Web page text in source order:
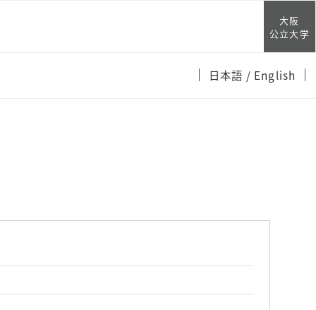
大阪
公立大学
日本語 / English